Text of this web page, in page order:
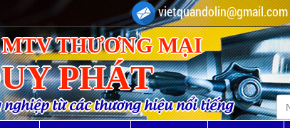
THƯƠNG MẠI
PHÁT
từ các thương hiệu nổi tiếng